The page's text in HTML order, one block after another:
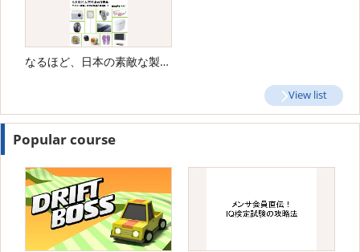
なるほど、日本の素敵な製品 デザイン戦略と知的財産権の事例集その2 【特許庁 出典】
View list
Popular course